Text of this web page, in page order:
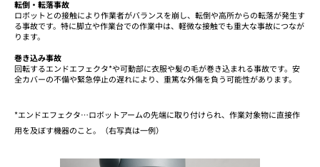
転倒・転落事故
ロボットとの接触により作業者がバランスを崩し、転倒や高所からの転落が発生す
る事故です。特に脚立や作業台での作業中は、軽微な接触でも重大な事故につなが
ります。
巻き込み事故
回転するエンドエフェクタ*や可動部に衣服や髪の毛が巻き込まれる事故です。安
全カバーの不備や緊急停止の遅れにより、重篤な外傷を負う可能性があります。
*エンドエフェクタ…ロボットアームの先端に取り付けられ、作業対象物に直接作
用を及ぼす機器のこと。（右写真は一例）